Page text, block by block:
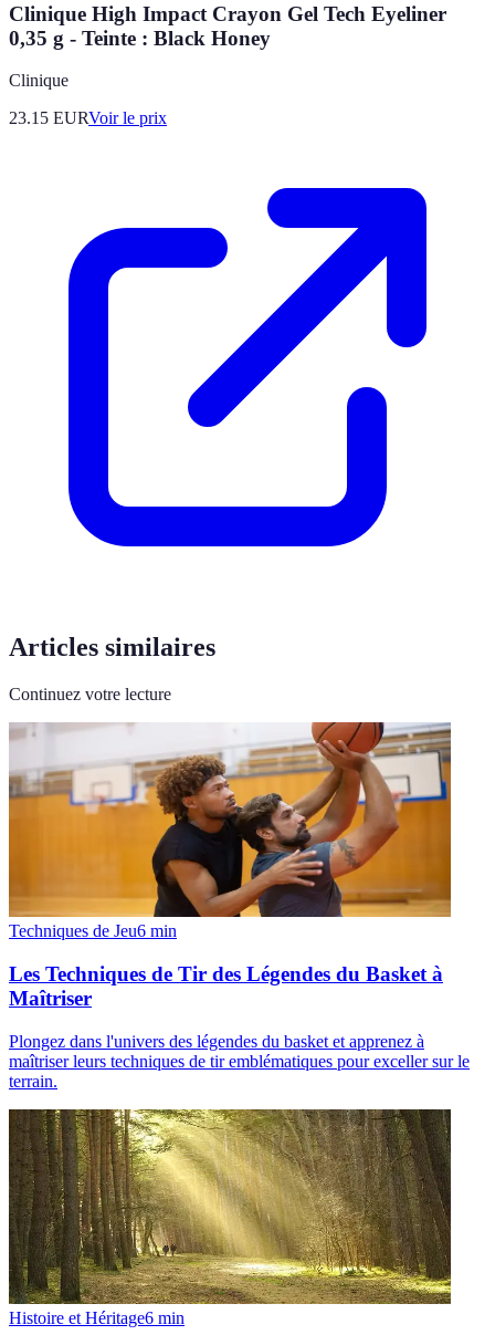
Clinique High Impact Crayon Gel Tech Eyeliner
0,35 g - Teinte : Black Honey
Clinique
23.15 EURVoir le prix
Articles similaires
Continuez votre lecture
Techniques de Jeu6 min
Les Techniques de Tir des Légendes du Basket à
Maîtriser
Plongez dans l'univers des légendes du basket et apprenez à
maîtriser leurs techniques de tir emblématiques pour exceller sur le
terrain.
Histoire et Héritage6 min